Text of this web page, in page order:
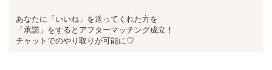
あなたに「いいね」を送ってくれた方を
「承諾」をするとアフターマッチング成立！
チャットでのやり取りが可能に♡